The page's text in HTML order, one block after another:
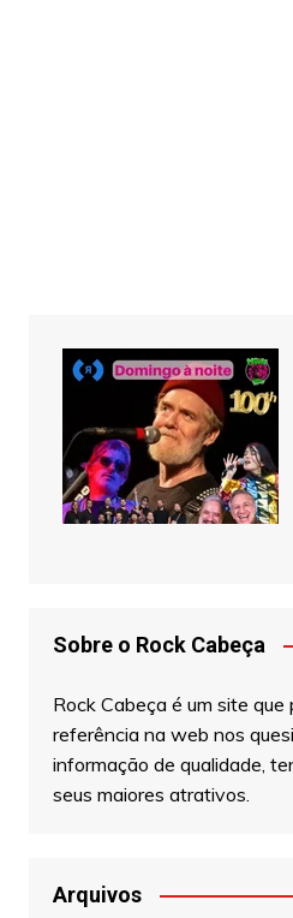
Sobre o Rock Cabeça
Rock Cabeça é um site
referência na web nos
informação de qualidade,
seus maiores atrativos.
Arquivos